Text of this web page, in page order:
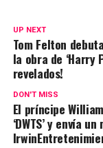
UP NEXT
Tom Felton
la obra de ‘Harry
revelados!
DON'T MISS
El príncipe
‘DWTS’ y envía